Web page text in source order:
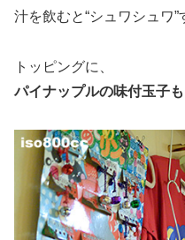
汁を飲むと“シュワシュワ”
トッピングに、
パイナップルの味付玉子も